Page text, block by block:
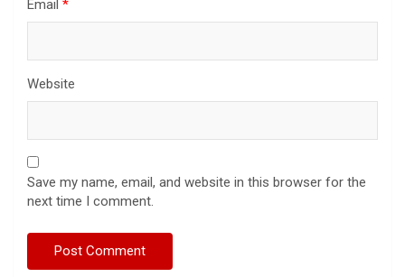
Email *
Website
Save my name, email, and website in this browser for the
next time I comment.